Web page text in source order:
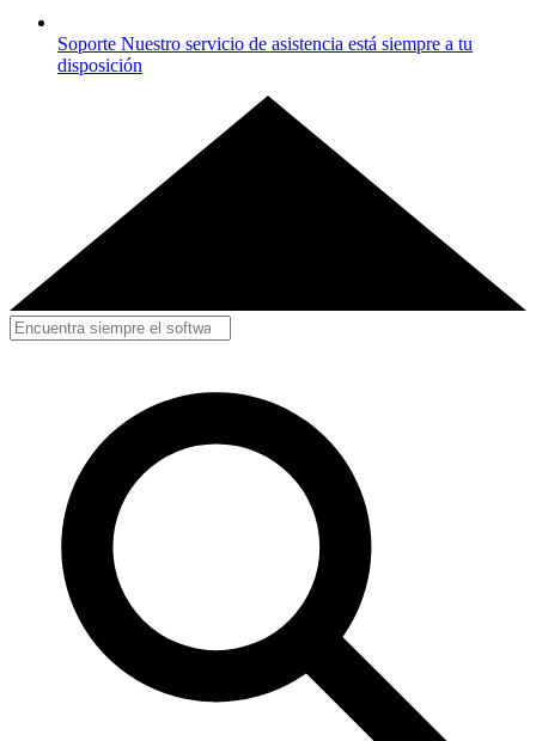
Soporte Nuestro servicio de asistencia está siempre a tu
disposición